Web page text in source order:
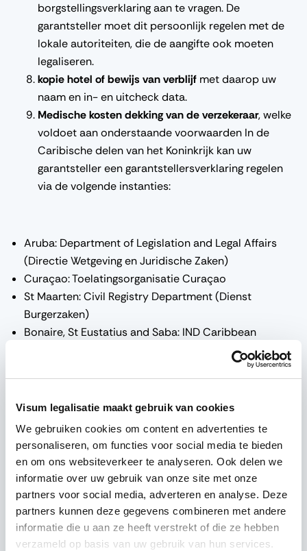
Visum legalisatie maakt gebruik van cookies
We gebruiken cookies om content en advertenties te
personaliseren, om functies voor social media te bieden
en om ons websiteverkeer te analyseren. Ook delen we
informatie over uw gebruik van onze site met onze
partners voor social media, adverteren en analyse. Deze
partners kunnen deze gegevens combineren met andere
informatie die u aan ze heeft verstrekt of die ze hebben
verzameld op basis van uw gebruik van hun services.
borgstellingsverklaring aan te vragen. De
garantsteller moet dit persoonlijk regelen met de
lokale autoriteiten, die de aangifte ook moeten
legaliseren.
kopie hotel of bewijs van verblijf met daarop uw
naam en in- en uitcheck data.
Medische kosten dekking van de verzekeraar, welke
voldoet aan onderstaande voorwaarden In de
Caribische delen van het Koninkrijk kan uw
garantsteller een garantstellersverklaring regelen
via de volgende instanties:
Aruba: Department of Legislation and Legal Affairs
(Directie Wetgeving en Juridische Zaken)
Curaçao: Toelatingsorganisatie Curaçao
St Maarten: Civil Registry Department (Dienst
Burgerzaken)
Bonaire, St Eustatius and Saba: IND Caribbean
Bij het aanvragen van uw visum moet u aantonen dat uw
garantsteller voldoende geld heeft om uw verblijf te
dekken. Gemiddeld is dit zo’n 100 dollar per dag. Om dit
te doen, moet u de volgende documenten overleggen
(verkregen van uw garantsteller):
de gelegaliseerde garantstellersverklaring